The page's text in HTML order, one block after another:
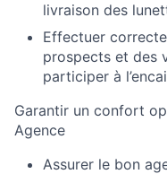
livraison des
Effectuer
prospects et des
participer à
Garantir un confort
Agence
Assurer le bon